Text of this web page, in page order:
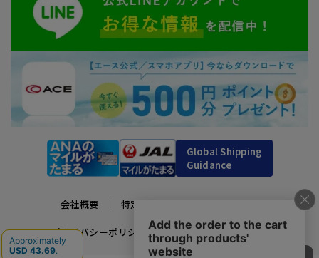
Global Shipping
Guidance
会社概要 特定商取引法に基づく表示
プライバシーポリシー 利用規約 採用情報